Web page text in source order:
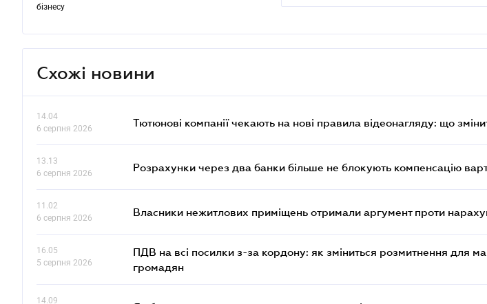
бізнесу
Схожі новини
14.04
6 серпня 2026
Тютюнові компанії чекають на нові правила відеонагляду: що
13.13
6 серпня 2026
Розрахунки через два банки більше не блокують компенсацію
11.02
6 серпня 2026
Власники нежитлових приміщень отримали аргумент проти
16.05
5 серпня 2026
ПДВ на всі посилки з-за кордону: як зміниться розмитнення для
громадян
14.09